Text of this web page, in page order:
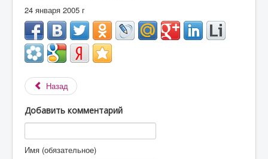
24 января 2005 г
Назад
Добавить комментарий
Имя (обязательное)